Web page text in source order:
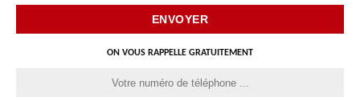
ON VOUS RAPPELLE GRATUITEMENT